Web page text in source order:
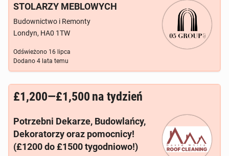
STOLARZY MEBLOWYCH
Budownictwo i Remonty
Londyn, HA0 1TW
Odświeżono 16 lipca
Dodano 4 lata temu
£1,200—£1,500 na tydzień
Potrzebni Dekarze, Budowlańcy,
Dekoratorzy oraz pomocnicy!
(£1200 do £1500 tygodniowo!)